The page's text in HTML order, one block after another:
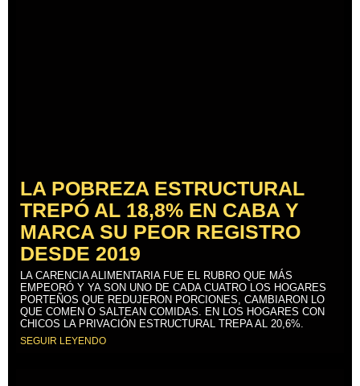
LA POBREZA ESTRUCTURAL
TREPÓ AL 18,8% EN CABA Y
MARCA SU PEOR REGISTRO
DESDE 2019
LA CARENCIA ALIMENTARIA FUE EL RUBRO QUE MÁS
EMPEORÓ Y YA SON UNO DE CADA CUATRO LOS HOGARES
PORTEÑOS QUE REDUJERON PORCIONES, CAMBIARON LO
QUE COMEN O SALTEAN COMIDAS. EN LOS HOGARES CON
CHICOS LA PRIVACIÓN ESTRUCTURAL TREPA AL 20,6%.
SEGUIR LEYENDO